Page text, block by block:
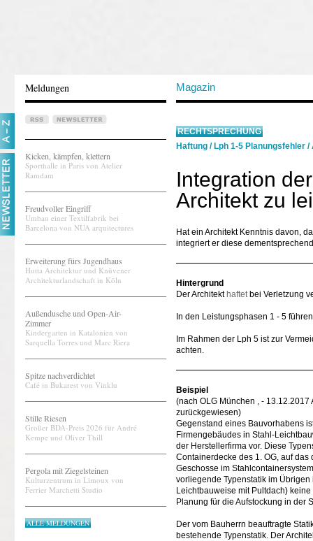
Meldungen Magazin
Kicken, kämpfen, klettern
Sporthalle in Paris von Atelier
Ramdam
Freudvoller Eingriff
Umbau einer Textilfabrik bei
Barcelona von NUA arquitectures
Erweiterung fürs Jugendhaus
Hutta Architektur und Knüvener
Architekturlandschaft in Köln
Außendusche und Open-Air-
Zimmer
Kindergarten in Katalonien von
Sarquella Torres und Marc Riera
Spitze nachverdichtet
Café in Bukarest von Vinklu
Stille Riesen
Großer BDA-Preis 2026 für André
Kempe und Oliver Thill
Pergola mit Ziegelsteinen
Kulturzentrum in Limoux von
Ferrier Marchetti Studio
ALLE MELDUNGEN
RECHTSPRECHUNG
Haftung / Lph 1-5 Planungsfehler /
Integration
Architekt zu
Hat ein Architekt Kenntnis davon,
integriert er diese
Hintergrund
Der Architekt haftetbei Verletzung
In den Leistungsphasen 1 - 5
Im Rahmen der Lph 5 ist zur
achten.
Beispiel
(nach OLG München , -
zurückgewiesen)
Gegenstand eines Bauvorhabens
Firmengebäudes in Stahl-
der Herstellerfirma vor. Diese
Containerdecke des 1. OG, auf
Geschosse im
vorliegende Typenstatik im
Leichtbauweise mit Pultdach)
Planung für die Aufstockung in der
Der vom Bauherrn beauftragte
bestehende Typenstatik. Der